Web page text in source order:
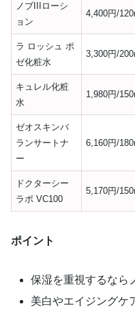
ノブIIIローシ
ョン
4,400円/
ラ ロッシュ ポ
ゼ化粧水
3,300円/
キュレル化粧
水
1,980円/
ゼオスキンバ
ランサートナ
ー
6,160円/
ドクターシー
ラボ VC100
5,170円/
ポイント
保湿を重視するなら
美白やエイジングケ